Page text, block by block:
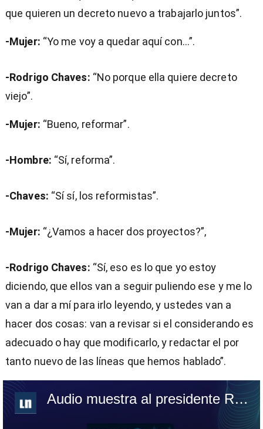
que quieren un decreto nuevo a trabajarlo juntos”.
-Mujer: “Yo me voy a quedar aquí con…”.
-Rodrigo Chaves: “No porque ella quiere decreto
viejo”.
-Mujer: “Bueno, reformar”.
-Hombre: “Sí, reforma”.
-Chaves: “Sí sí, los reformistas”.
-Mujer: “¿Vamos a hacer dos proyectos?”,
-Rodrigo Chaves: “Sí, eso es lo que yo estoy
diciendo, que ellos van a seguir puliendo ese y me lo
van a dar a mí para irlo leyendo, y ustedes van a
hacer dos cosas: van a revisar si el considerando es
adecuado o hay que modificarlo, y redactar el por
tanto nuevo de las líneas que hemos hablado”.
Audio muestra al presidente Rodrigo Chaves instruyendo 'redactar el decreto nuevo'